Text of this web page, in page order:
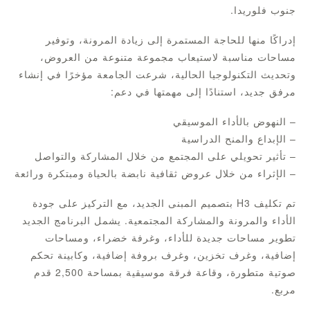
جنوب فلوريدا.
إدراكًا منها للحاجة المستمرة إلى زيادة المرونة، وتوفير
مساحات مناسبة لاستيعاب مجموعة متنوعة من العروض،
وتحديث التكنولوجيا الحالية، شرعت الجامعة مؤخرًا في إنشاء
مرفق جديد، استنادًا إلى مهمتها في دعم:
– النهوض بالأداء الموسيقي
– الإبداع والمنح الدراسية
– تأثير تحويلي على المجتمع من خلال المشاركة والتواصل
– الإثراء من خلال عروض ثقافية نابضة بالحياة ومبتكرة ورائعة
تم تكليف H3 بتصميم المبنى الجديد، مع التركيز على جودة
الأداء والمرونة والمشاركة المجتمعية. يشمل البرنامج الجديد
تطوير مساحات جديدة للأداء، وغرفة خضراء، ومساحات
إضافية، وغرف تخزين، وغرف بروفة إضافية، وكابينة تحكم
صوتية متطورة، وقاعة فرقة موسيقية بمساحة 2,500 قدم
مربع.